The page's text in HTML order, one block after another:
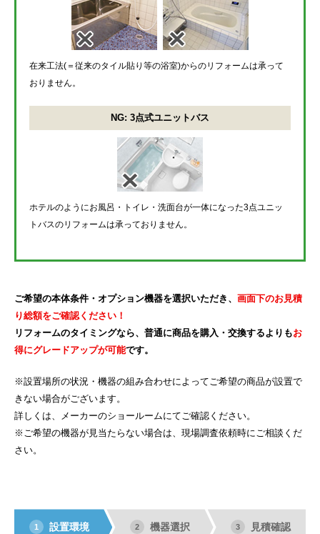
在来工法(＝従来のタイル貼り等の浴室)からのリフォームは承って
おりません。
NG: 3点式ユニットバス
ホテルのようにお風呂・トイレ・洗面台が一体になった3点ユニッ
トバスのリフォームは承っておりません。
ご希望の本体条件・オプション機器を選択いただき、 画面下のお見積
り総額をご確認ください！
リフォームのタイミングなら、普通に商品を購入・交換するよりもお
得にグレードアップが可能です。
※設置場所の状況・機器の組み合わせによってご希望の商品が設置で
きない場合がございます。
詳しくは、メーカーのショールームにてご確認ください。
※ご希望の機器が見当たらない場合は、現場調査依頼時にご相談くだ
さい。
1 設置環境 2 機器選択 3 見積確認